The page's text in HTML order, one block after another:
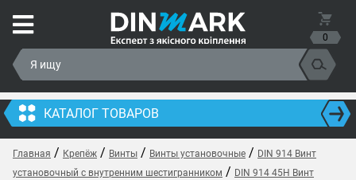
0
КАТАЛОГ ТОВАРОВ
Главная / Крепёж / Винты / Винты установочные / DIN 914 Винт
установочный с внутренним шестигранником / DIN 914 45H Винт